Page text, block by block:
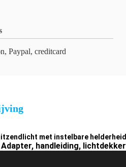
Paypal, creditcard
met instelbare
handleiding, lichtdekker